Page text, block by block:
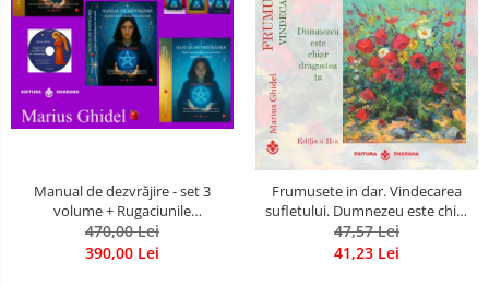
Manual de dezvrăjire - set 3
volume + Rugaciunile
Luceafarului de Dimineata -
Gratuit)
470,00 Lei
390,00 Lei
Frumusete in dar. Vindecarea
sufletului. Dumnezeu este chiar
dragostea ta. Editia a 2-a
47,57 Lei
41,23 Lei